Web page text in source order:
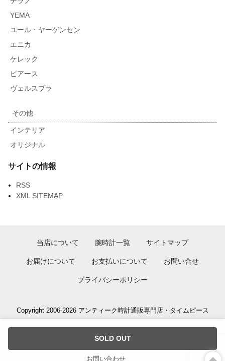
SOLD OUT
お問い合わせ
YEMA
ユール・ヤーゲンセン
エニカ
ケレック
ピアース
ヴェルスブラ
その他
インテリア
オリジナル
サイトの情報
RSS
XML SITEMAP
当店について 腕時計一覧 サイトマップ
お届けについて お支払いについて お問い合せ
プライバシーポリシー
Copyright 2006-2026 アンティーク時計通販専門店・タイムピース